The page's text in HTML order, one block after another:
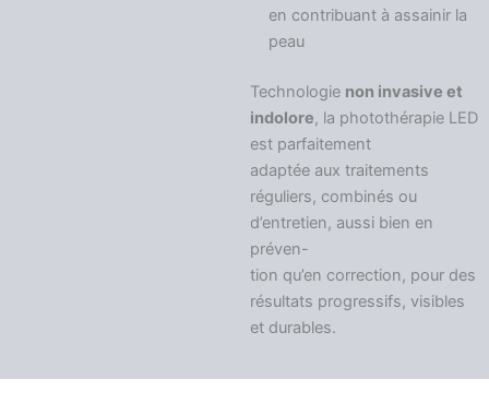
en contribuant à assainir la
peau
Technologie non invasive et
indolore, la photothérapie LED
est parfaitement
adaptée aux traitements
réguliers, combinés ou
d’entretien, aussi bien en
préven-
tion qu’en correction, pour des
résultats progressifs, visibles
et durables.